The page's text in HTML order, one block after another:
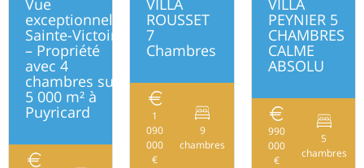
Vue
exceptionnelle
Sainte-Victoire
– Propriété
avec 4
chambres sur
5 000 m² à
Puyricard
VILLA
ROUSSET
7
Chambres
1
090
000
€
9
chambres
VILLA
PEYNIER 5
CHAMBRES
CALME
ABSOLU
990
000
€
5
chambres